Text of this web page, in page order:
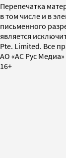
Перепечатка
в том числе и в
письменного
является
Pte. Limited. Все
AO «АС Рус Медиа»
16+